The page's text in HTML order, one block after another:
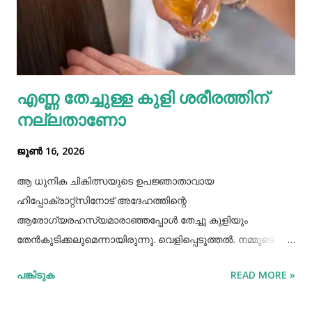
ആരോഗ്യകരമാണ് തുളസി.അതേ പോലെ തന്നെ
ആരോഗ്യമുള്ള വെളുത്ത പല്ലുകള്‍ നേടാനും തുളസി
സഹായിക്കും. ദന്തസംരക്ഷണത്തിന് തുളസി
ഉപയോഗിക്കുന്നത് മഞ്ഞ നിറമകറ്റി തിളക്കം നല്കാന്‍
മാത്രമല്ല മോണയിലെ രക്തസ്രാവം അല്ലെങ്കില്‍
പ്യോറ...
എണ്ണ തേച്ചുള്ള കുളി ശരീരത്തിന്
നല്ലതാണോ
ജൂൺ 16, 2026
ആ ധുനിക ചികിത്സയുടെ ഉപജ്ഞാതാവായ
ഹിപ്പോക്രാറ്റ്സിനോട് അദേഹത്തിന്റെ
ആരോഗ്യരഹസ്യമാരാഞ്ഞപ്പോള്‍ തേച്ചു കുളിയും
തേൻകുടിക്കലുമെന്നായിരുന്നു. വെളിപ്പെടുത്തല്‍. നമ്മുടെ
അനുഭവിച്ചിരുന്നവരാണ്. അവര്‍ ആരോഗ്യത്തിനായി
പങ്കിടുക READ MORE »